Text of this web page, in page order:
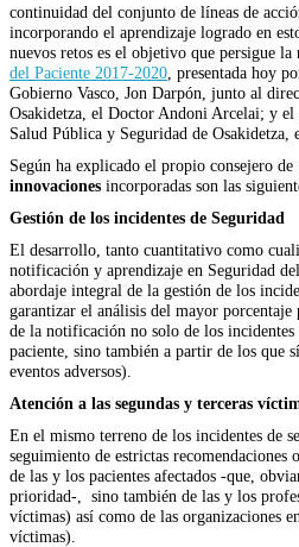
continuidad del conjunto de líneas de
incorporando el aprendizaje logrado en
nuevos retos es el objetivo que persigue la
del Paciente 2017-2020 , presentada hoy
Gobierno Vasco, Jon Darpón, junto al
Osakidetza, el Doctor Andoni Arcelai; y el
Salud Pública y Seguridad de Osakidetza,
Según ha explicado el propio consejero de
innovaciones incorporadas son las
Gestión de los incidentes de Seguridad
El desarrollo, tanto cuantitativo como
notificación y aprendizaje en Seguridad
abordaje integral de la gestión de los
garantizar el análisis del mayor
de la notificación no solo de los incidentes
paciente, sino también a partir de los que
eventos adversos).
Atención a las segundas y terceras
En el mismo terreno de los incidentes de
seguimiento de estrictas recomendaciones
de las y los pacientes afectados -que,
prioridad-, sino también de las y los
víctimas) así como de las organizaciones
víctimas).